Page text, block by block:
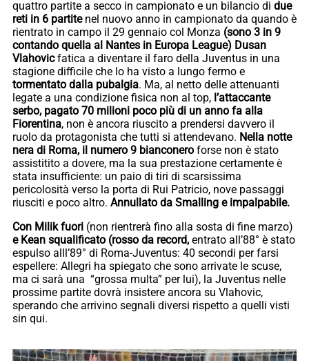
quattro partite a secco in campionato e un bilancio di due
reti in 6 partite nel nuovo anno in campionato da quando è
rientrato in campo il 29 gennaio col Monza (sono 3 in 9
contando quella al Nantes in Europa League) Dusan
Vlahovicfatica a diventare il faro della Juventus in una
stagione difficile che lo ha visto a lungo fermo e
tormentato dalla pubalgia. Ma, al netto delle attenuanti
legate a una condizione fisica non al top, l’attaccante
serbo, pagato 70 milioni poco più di un anno fa alla
Fiorentina, non è ancora riuscito a prendersi davvero il
ruolo da protagonista che tutti si attendevano. Nella notte
nera di Roma, il numero 9 bianconero forse non è stato
assistitito a dovere, ma la sua prestazione certamente è
stata insufficiente: un paio di tiri di scarsissima
pericolosità verso la porta di Rui Patricio, nove passaggi
riusciti e poco altro. Annullato da Smalling e impalpabile.
Con Milik fuori (non rientrerà fino alla sosta di fine marzo)
e Kean squalificato (rosso da record, entrato all’88° è stato
espulso alll’89° di Roma-Juventus: 40 secondi per farsi
espellere: Allegri ha spiegato che sono arrivate le scuse,
ma ci sarà una “grossa multa” per lui), la Juventus nelle
prossime partite dovrà insistere ancora su Vlahovic,
sperando che arrivino segnali diversi rispetto a quelli visti
sin qui.